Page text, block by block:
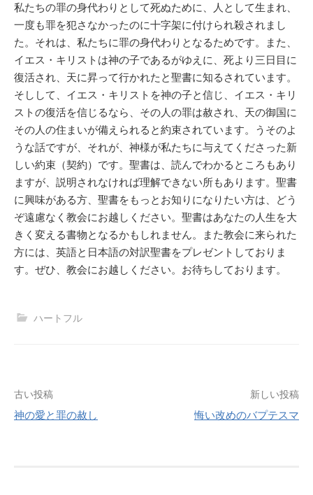
私たちの罪の身代わりとして死ぬために、人として生まれ、
一度も罪を犯さなかったのに十字架に付けられ殺されまし
た。それは、私たちに罪の身代わりとなるためです。また、
イエス・キリストは神の子であるがゆえに、死より三日目に
復活され、天に昇って行かれたと聖書に知るされています。
そしして、イエス・キリストを神の子と信じ、イエス・キリ
ストの復活を信じるなら、その人の罪は赦され、天の御国に
その人の住まいが備えられると約束されています。うそのよ
うな話ですが、それが、神様が私たちに与えてくださった新
しい約束（契約）です。聖書は、読んでわかるところもあり
ますが、説明されなければ理解できない所もあります。聖書
に興味がある方、聖書をもっとお知りになりたい方は、どう
ぞ遠慮なく教会にお越しください。聖書はあなたの人生を大
きく変える書物となるかもしれません。また教会に来られた
方には、英語と日本語の対訳聖書をプレゼントしておりま
す。ぜひ、教会にお越しください。お待ちしております。
ハートフル
投
稿
古い投稿
神の愛と罪の赦し
新しい投稿
悔い改めのバプテスマ